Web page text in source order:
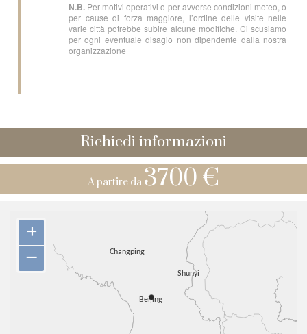
N.B. Per motivi operativi o per avverse condizioni meteo, o
per cause di forza maggiore, l’ordine delle visite nelle
varie città potrebbe subire alcune modifiche. Ci scusiamo
per ogni eventuale disagio non dipendente dalla nostra
organizzazione
Richiedi informazioni
A partire da 3700 €
+
–